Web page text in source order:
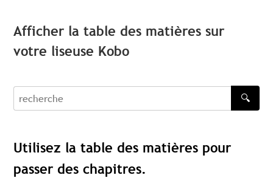
Afficher la table des matières sur
votre liseuse Kobo
recherche
🔍
Utilisez la table des matières pour
passer des chapitres.